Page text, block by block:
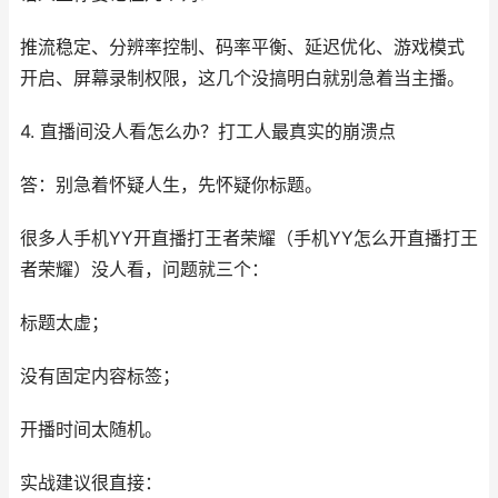
推流稳定、分辨率控制、码率平衡、延迟优化、游戏模式
开启、屏幕录制权限，这几个没搞明白就别急着当主播。
4. 直播间没人看怎么办？打工人最真实的崩溃点
答：别急着怀疑人生，先怀疑你标题。
很多人手机YY开直播打王者荣耀（手机YY怎么开直播打王
者荣耀）没人看，问题就三个：
标题太虚；
没有固定内容标签；
开播时间太随机。
实战建议很直接：